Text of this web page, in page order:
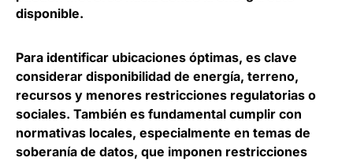
disponible.
Para identificar ubicaciones óptimas, es clave
considerar disponibilidad de energía, terreno,
recursos y menores restricciones regulatorias o
sociales. También es fundamental cumplir con
normativas locales, especialmente en temas de
soberanía de datos, que imponen restricciones